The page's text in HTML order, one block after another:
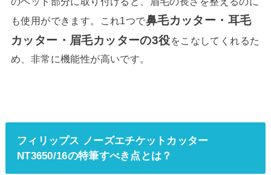
も使用ができます。これ1つで鼻毛カッター・耳毛
カッター・眉毛カッターの3役をこなしてくれるた
め、非常に機能性が高いです。
フィリップス ノーズエチケットカッター
NT3650/16の特筆すべき点とは？